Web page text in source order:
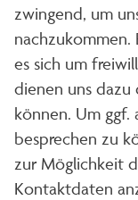
zwingend, um
es sich um
dienen uns dazu
können. Um
besprechen zu
zur Möglichkeit
Kontaktdaten